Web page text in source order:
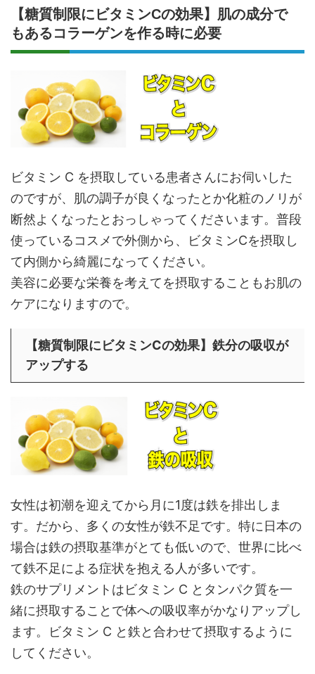
【糖質制限にビタミンCの効果】肌の成分で
もあるコラーゲンを作る時に必要
ビタミン C を摂取している患者さんにお伺いした
のですが、肌の調子が良くなったとか化粧のノリが
断然よくなったとおっしゃってくださいます。普段
使っているコスメで外側から、ビタミンCを摂取し
て内側から綺麗になってください。
美容に必要な栄養を考えてを摂取することもお肌の
ケアになりますので。
【糖質制限にビタミンCの効果】鉄分の吸収が
アップする
女性は初潮を迎えてから月に1度は鉄を排出しま
す。だから、多くの女性が鉄不足です。特に日本の
場合は鉄の摂取基準がとても低いので、世界に比べ
て鉄不足による症状を抱える人が多いです。
鉄のサプリメントはビタミン C とタンパク質を一
緒に摂取することで体への吸収率がかなりアップし
ます。ビタミン C と鉄と合わせて摂取するように
してください。